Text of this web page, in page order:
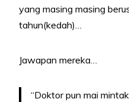
yang masing masing
tahun(kedah)…
Jawapan mereka…
“Doktor pun mai